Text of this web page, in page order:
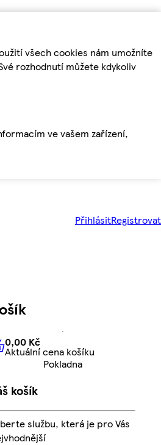
všech cookies nám umožníte
rozhodnutí můžete kdykoliv
ve vašem zařízení,
PřihlásitRegistrovat
0,00 KčAktuální cena košíku
0,00 Kč
Aktuální cena košíku
Pokladna
košík
službu, která je pro Vás